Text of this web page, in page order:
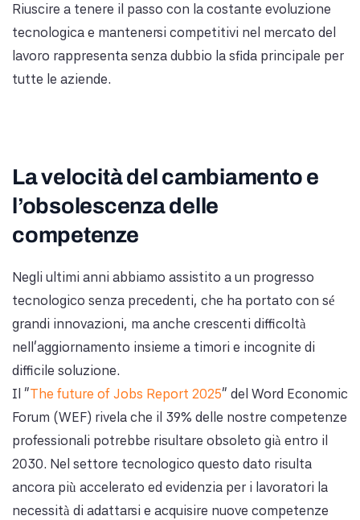
Riuscire a tenere il passo con la costante evoluzione
tecnologica e mantenersi competitivi nel mercato del
lavoro rappresenta senza dubbio la sfida principale per
tutte le aziende.
La velocità del cambiamento e
l’obsolescenza delle
competenze
Negli ultimi anni abbiamo assistito a un progresso
tecnologico senza precedenti, che ha portato con sé
grandi innovazioni, ma anche crescenti difficoltà
nell’aggiornamento insieme a timori e incognite di
difficile soluzione.
Il “The future of Jobs Report 2025” del Word Economic
Forum (WEF) rivela che il 39% delle nostre competenze
professionali potrebbe risultare obsoleto già entro il
2030. Nel settore tecnologico questo dato risulta
ancora più accelerato ed evidenzia per i lavoratori la
necessità di adattarsi e acquisire nuove competenze